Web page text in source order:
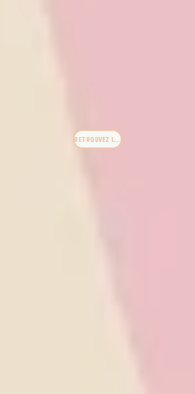
RETROUVEZ LES EXPOSANTS EMPREINTES D'HISTOIRE & autres ici !